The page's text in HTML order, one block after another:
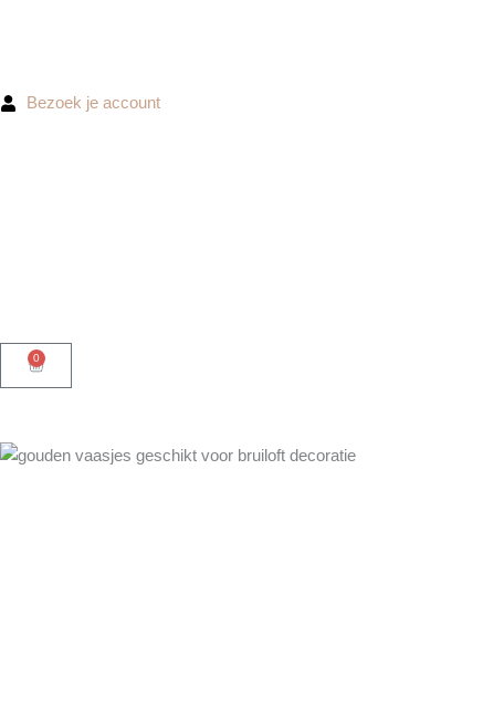
inhoud
Bezoek je account
0
Winkelwagen